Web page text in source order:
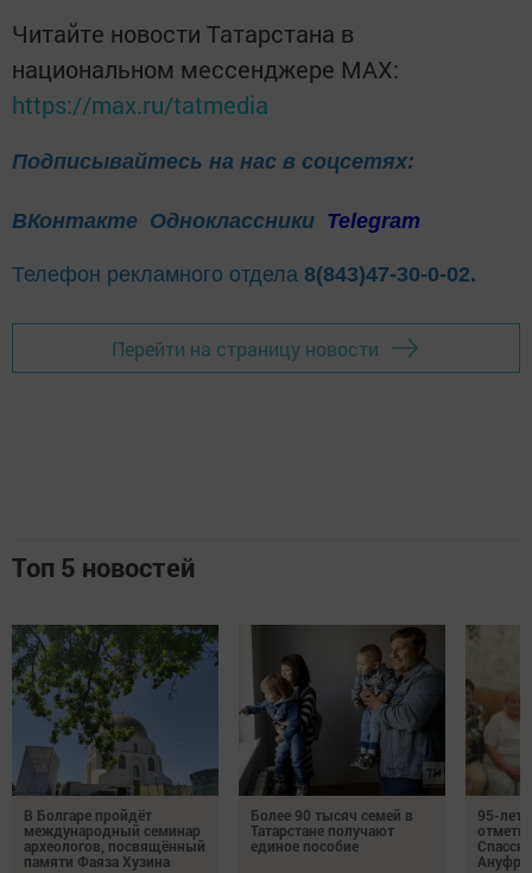
Читайте новости Татарстана в
национальном мессенджере MАХ:
https://max.ru/tatmedia
Подписывайтесь на нас в соцсетях:
ВКонтакте Одноклассники Telegram
Телефон рекламного отдела 8(843)47-30-0-02.
Перейти на страницу новости
Топ 5 новостей
В Болгаре пройдёт
международный семинар
археологов, посвящённый
памяти Фаяза Хузина
Более 90 тысяч семей в
Татарстане получают
единое пособие
95-